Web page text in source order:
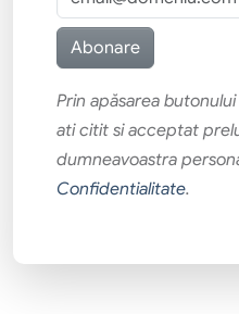
Prin apăsarea
ati citit si acceptat
dumneavoastra
Confidentialitate.